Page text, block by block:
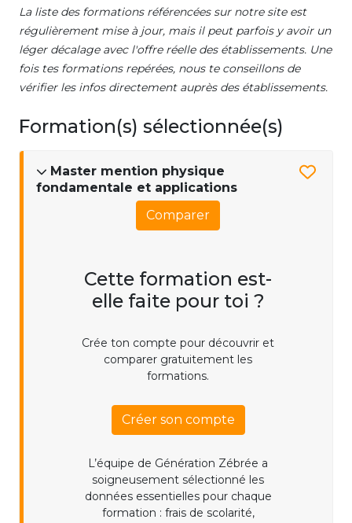
La liste des formations référencées sur notre site est
régulièrement mise à jour, mais il peut parfois y avoir un
léger décalage avec l'offre réelle des établissements. Une
fois tes formations repérées, nous te conseillons de
vérifier les infos directement auprès des établissements.
Formation(s) sélectionnée(s)
Master mention physique
fondamentale et applications
Comparer
Cette formation est-
elle faite pour toi ?
Crée ton compte pour découvrir et
comparer gratuitement les
formations.
Créer son compte
L’équipe de Génération Zébrée a
soigneusement sélectionné les
données essentielles pour chaque
formation : frais de scolarité,